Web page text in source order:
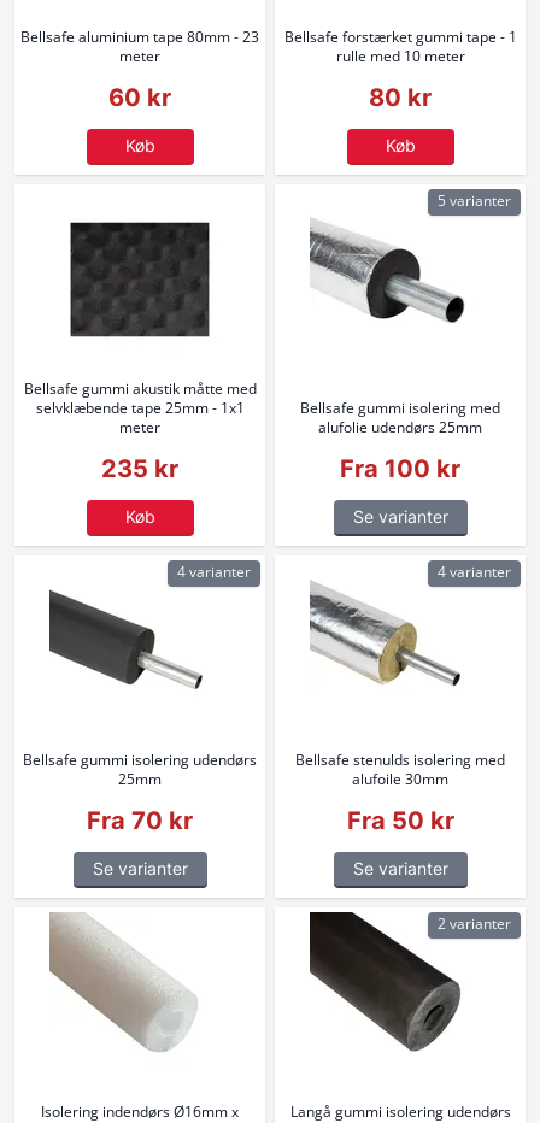
Bellsafe aluminium tape 80mm - 23
meter
60 kr
Køb
Bellsafe forstærket gummi tape - 1
rulle med 10 meter
80 kr
Køb
Bellsafe gummi akustik måtte med
selvklæbende tape 25mm - 1x1
meter
235 kr
Køb
Bellsafe gummi isolering med
alufolie udendørs 25mm
Fra 100 kr
Se varianter
5 varianter
Bellsafe gummi isolering udendørs
25mm
Fra 70 kr
Se varianter
4 varianter
Bellsafe stenulds isolering med
alufoile 30mm
Fra 50 kr
Se varianter
4 varianter
Isolering indendørs Ø16mm x
Langå gummi isolering udendørs
2 varianter